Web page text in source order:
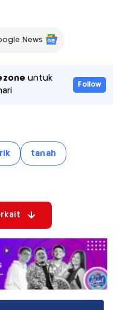
News
untuk
Follow
tanah